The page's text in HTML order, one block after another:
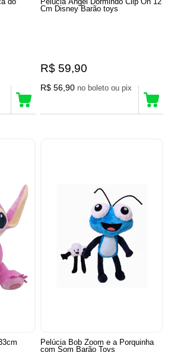
Cm Disney Barão toys
R$ 59,90
R$ 56,90 no boleto ou pix
Pelúcia Bob Zoom e a Porquinha
com Som Barão Toys